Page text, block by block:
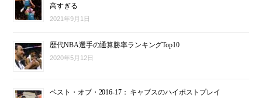
高すぎる
2021年9月1日
歴代NBA選手の通算勝率ランキングTop10
2020年5月12日
ベスト・オブ・2016-17： キャブスのハイポストプレイ